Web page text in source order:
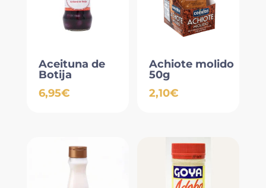
Aceituna de
Botija
6,95€
Achiote molido
50g
2,10€